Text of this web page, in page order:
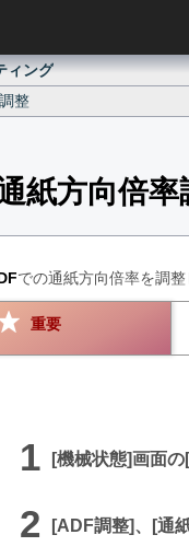
ィング
整
紙方向倍率
での通紙方向倍率を調整
重要
機械状態 画面の
ADF調整 、 通